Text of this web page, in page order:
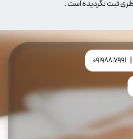
ثبت نگردیده است .
09198817991